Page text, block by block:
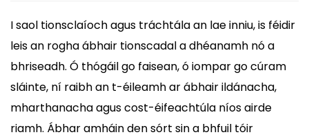
I saol tionsclaíoch agus tráchtála an lae inniu, is féidir
leis an rogha ábhair tionscadal a dhéanamh nó a
bhriseadh. Ó thógáil go faisean, ó iompar go cúram
sláinte, ní raibh an t-éileamh ar ábhair ildánacha,
mharthanacha agus cost-éifeachtúla níos airde
riamh. Ábhar amháin den sórt sin a bhfuil tóir